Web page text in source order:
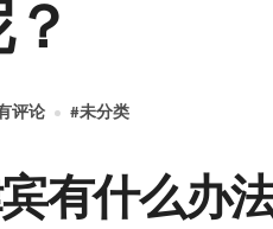
评论 #未分类
有什么办